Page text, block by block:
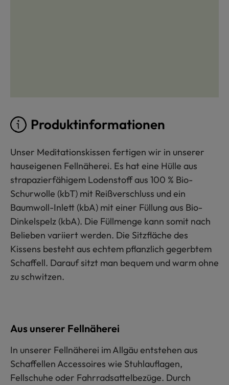
Produktinformationen
Unser Meditationskissen fertigen wir in unserer
hauseigenen Fellnäherei. Es hat eine Hülle aus
strapazierfähigem Lodenstoff aus 100 % Bio-
Schurwolle (kbT) mit Reißverschluss und ein
Baumwoll-Inlett (kbA) mit einer Füllung aus Bio-
Dinkelspelz (kbA). Die Füllmenge kann somit nach
Belieben variiert werden. Die Sitzfläche des
Kissens besteht aus echtem pflanzlich gegerbtem
Schaffell. Darauf sitzt man bequem und warm ohne
zu schwitzen.
Aus unserer Fellnäherei
In unserer Fellnäherei im Allgäu entstehen aus
Schaffellen Accessoires wie Stuhlauflagen,
Fellschuhe oder Fahrradsattelbezüge. Durch